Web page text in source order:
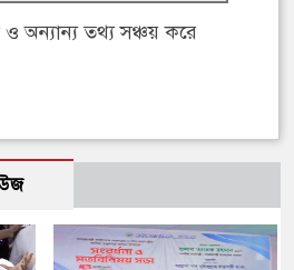
অন্যান্য তথ্য সঞ্চয় করে